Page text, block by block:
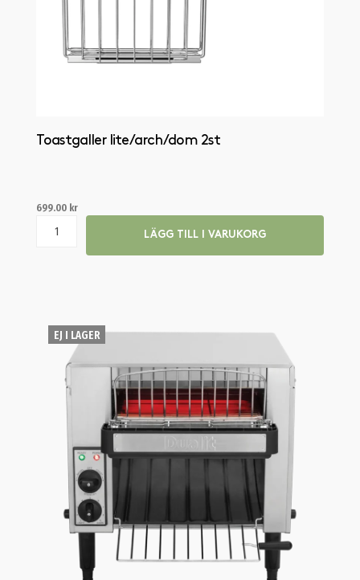
Toastgaller lite/arch/dom 2st
699.00 kr
LÄGG TILL I VARUKORG
EJ I LAGER